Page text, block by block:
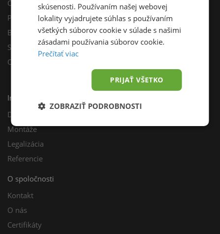
Často kladené otázky
Poradňa
Blog
Sprievodca výberom fotovoltiky
Odporúčací program
Inštalácie
Dotácie
Montáže
Legalizácia
Referencie
O spoločnosti
Kontakt
O nás
Certifikáty
skúsenosti. Používaním našej webovej
lokality vyjadrujete súhlas s používaním
všetkých súborov cookie v súlade s našimi
zásadami používania súborov cookie.
Prečítať viac
PRIJAŤ VŠETKO
ZOBRAZIŤ PODROBNOSTI